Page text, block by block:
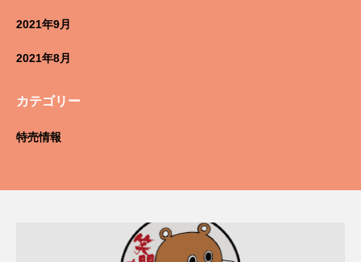
2021年9月
2021年8月
カテゴリー
特売情報